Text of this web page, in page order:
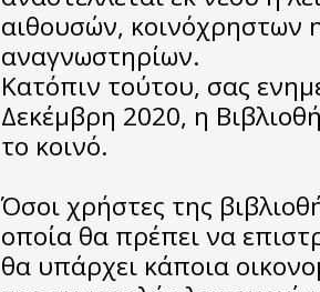
αιθουσών, κοινόχρηστων
αναγνωστηρίων.
Κατόπιν τούτου, σας
Δεκέμβρη 2020, η
το κοινό.
Όσοι χρήστες της
οποία θα πρέπει να
θα υπάρχει κάποια